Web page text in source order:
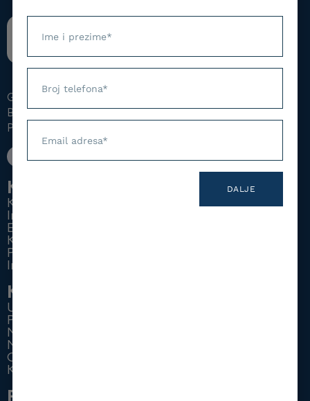
Glossa – centar za njemački jezik d.o.o.
Broj sudskog registra: 057-0-Reg-13-002620
Poreski broj: 403662020003
Kursevi
Kursevi za odrasle
Intenzivni kursevi za odrasle
Extra intenzivni kursevi za odrasle
Kursevi za djecu
Pripremna nastava za ispit
Individualni časovi
Korisni linkovi
Uslovi poslovanja
Pravila privatnosti
Najčešća pitanja
Novosti
O nama
Kontakt
DALJE